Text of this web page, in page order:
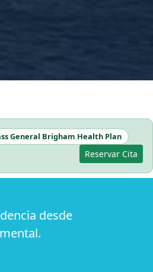
General Brigham Health Plan
Reservar Cita
desde